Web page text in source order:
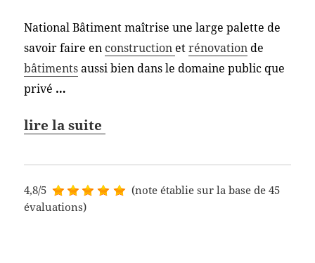
National Bâtiment maîtrise une large palette de
savoir faire en construction etrénovationde
bâtimentsaussi bien dans le domaine public que
privé …
lire la suite
4,8/5
(note établie sur la base de 45
évaluations)